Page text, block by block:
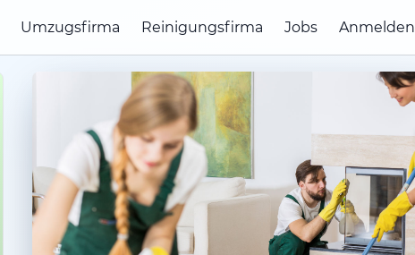
Umzugsfirma Reinigungsfirma Jobs Anmelden